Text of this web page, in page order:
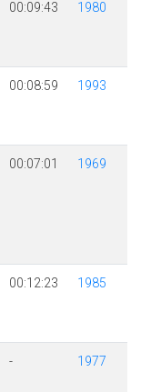
00:09:43 1980
00:08:59 1993
00:07:01 1969
00:12:23 1985
- 1977